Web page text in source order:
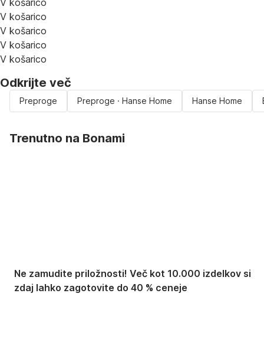
V košarico
V košarico
V košarico
V košarico
V košarico
Odkrijte več
Preproge Preproge · Hanse Home Hanse Home
Trenutno na Bonami
Ne zamudite priložnosti! Več kot 10.000 izdelkov si
zdaj lahko zagotovite do 40 % ceneje